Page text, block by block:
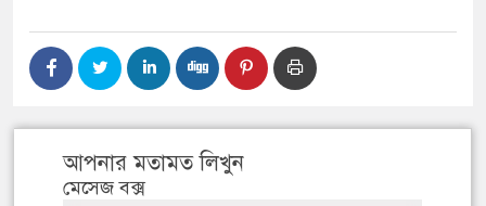
আপনার মতামত লিখুন
মেসেজ বক্স